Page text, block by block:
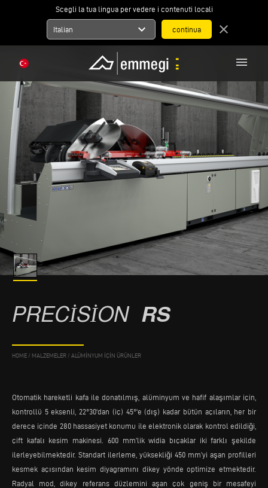
Scegli la tua lingua per vedere i contenuti locali
Italian expand_more close
menu
PRECISION RS
HOME / MALZEMELER / ALÜMINYUM IÇIN ÜRÜNLER
Otomatik hareketli kafa ile donatılmış, alüminyum ve hafif alaşımlar için,
kontrollü 5 eksenli, 22°30'dan (iç) 45°'e (dış) kadar bütün açıların, her bir
derece içinde 280 hassasiyet konumu ile elektronik olarak kontrol edildiği,
çift kafalı kesim makinesi. 600 mm’lik widia bıçaklar iki farklı şekilde
ilerleyebilmektedir. Standart ilerleme, yüksekliği 450 mm’yi aşan profilleri
kesmek açısından kesim diyagramını dikey yönde optimize etmektedir.
Radyal mod, dikey referans düzlemini aşan çok geniş bir mesafeyi